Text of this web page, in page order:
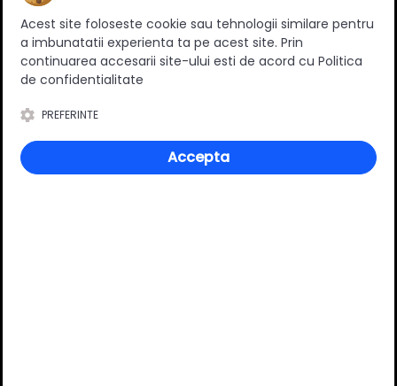
Ratingul general al produsului
0 (0 review-uri)
Acest site foloseste cookie sau tehnologii similare pentru
a imbunatatii experienta ta pe acest site. Prin
continuarea accesarii site-ului esti de acord cu Politica
de confidentialitate
PREFERINTE
Accepta